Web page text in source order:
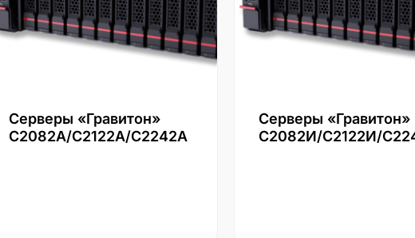
Серверы «Гравитон»
С2082А/С2122А/С2242А
Серверы «Гравитон»
С2082И/С2122И/